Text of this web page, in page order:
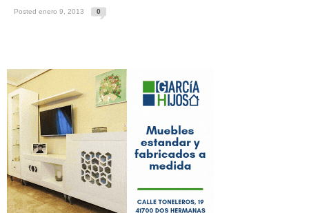
Posted enero 9, 2013 0